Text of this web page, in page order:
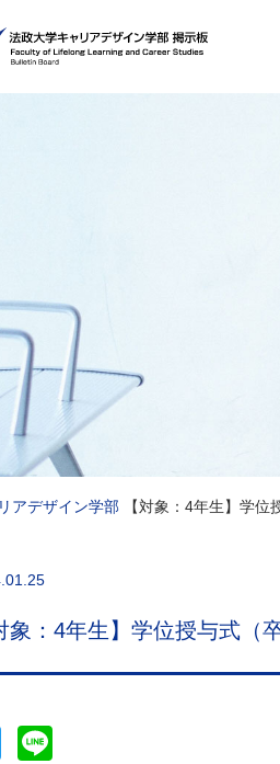
アデザイン学部 【対象：4年生】学
象：4年生】学位授与式（
Twitter